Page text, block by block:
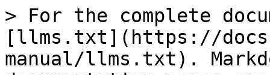
> For the complete
[llms.txt](https://
manual/llms.txt).